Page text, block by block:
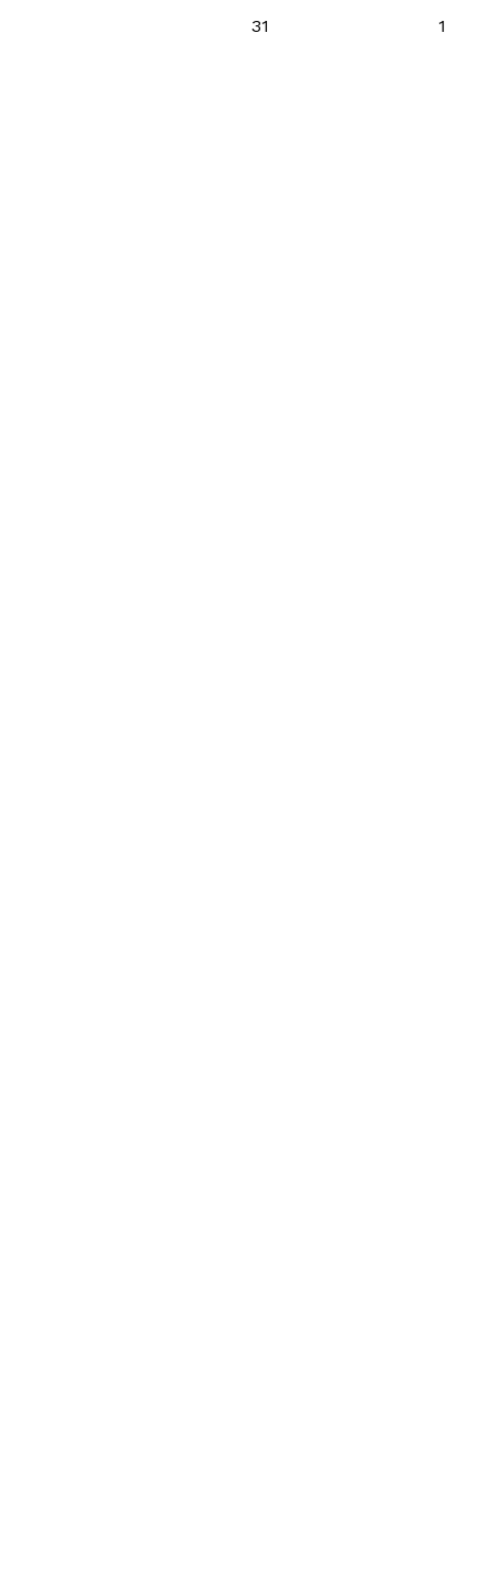
31
1